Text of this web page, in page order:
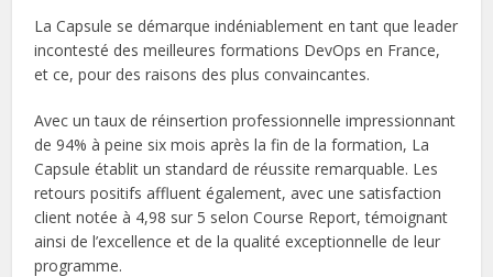
La Capsule se démarque indéniablement en tant que leader
incontesté des meilleures formations DevOps en France,
et ce, pour des raisons des plus convaincantes.
Avec un taux de réinsertion professionnelle impressionnant
de 94% à peine six mois après la fin de la formation, La
Capsule établit un standard de réussite remarquable. Les
retours positifs affluent également, avec une satisfaction
client notée à 4,98 sur 5 selon Course Report, témoignant
ainsi de l’excellence et de la qualité exceptionnelle de leur
programme.